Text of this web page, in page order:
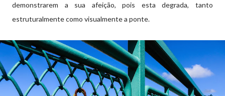
demonstrarem a sua afeição, pois esta degrada, tanto
estruturalmente como visualmente a ponte.